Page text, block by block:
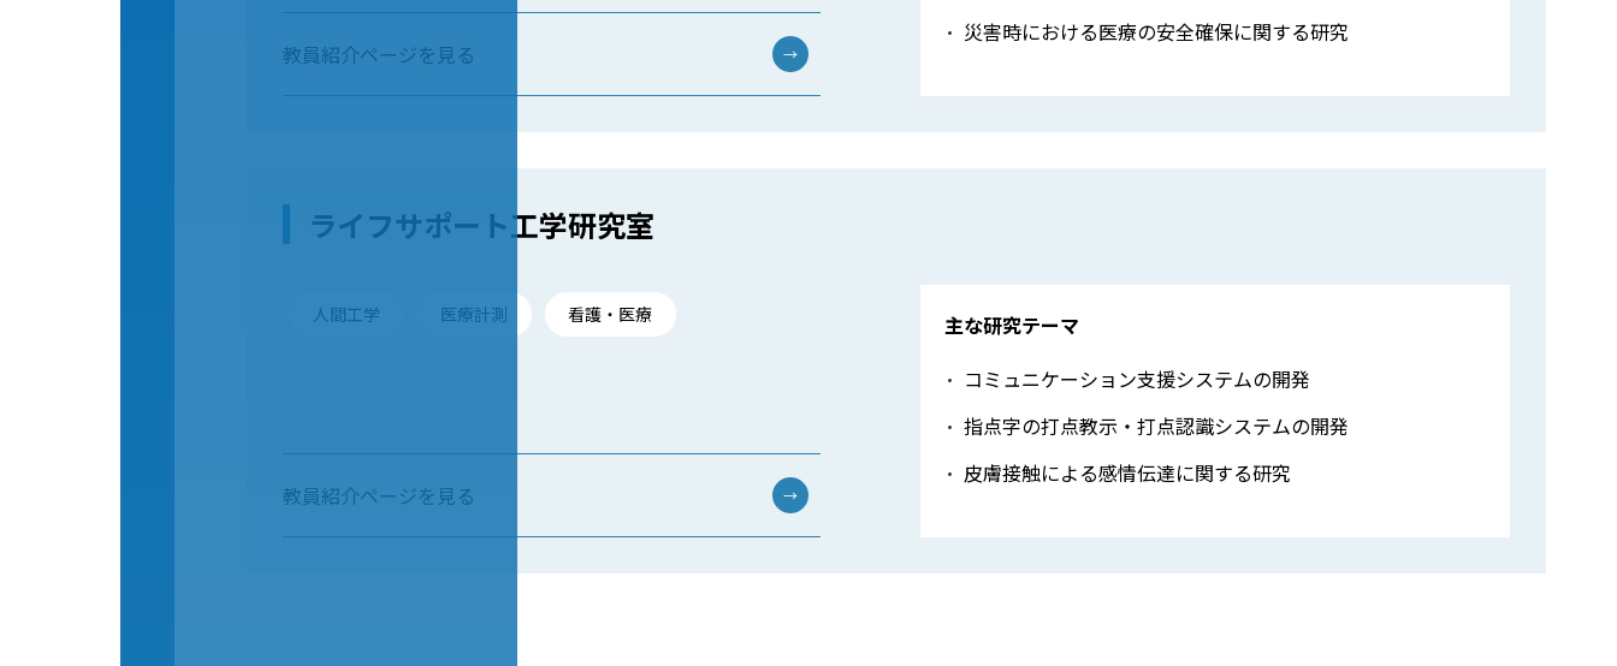
災害時における医療の安全確保に関する研究
教員紹介ページを見る →
ライフサポート工学研究室
人間工学 医療計測 看護・医療
主な研究テーマ
コミュニケーション支援システムの開発
指点字の打点教示・打点認識システムの開発
皮膚接触による感情伝達に関する研究
教員紹介ページを見る →